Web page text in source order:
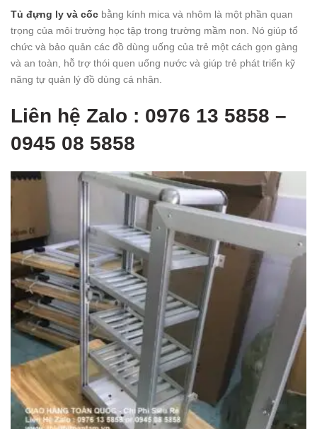
Tủ đựng ly và cốc bằng kính mica và nhôm là một phần quan
trọng của môi trường học tập trong trường mầm non. Nó giúp tổ
chức và bảo quản các đồ dùng uống của trẻ một cách gọn gàng
và an toàn, hỗ trợ thói quen uống nước và giúp trẻ phát triển kỹ
năng tự quản lý đồ dùng cá nhân.
Liên hệ Zalo : 0976 13 5858 –
0945 08 5858